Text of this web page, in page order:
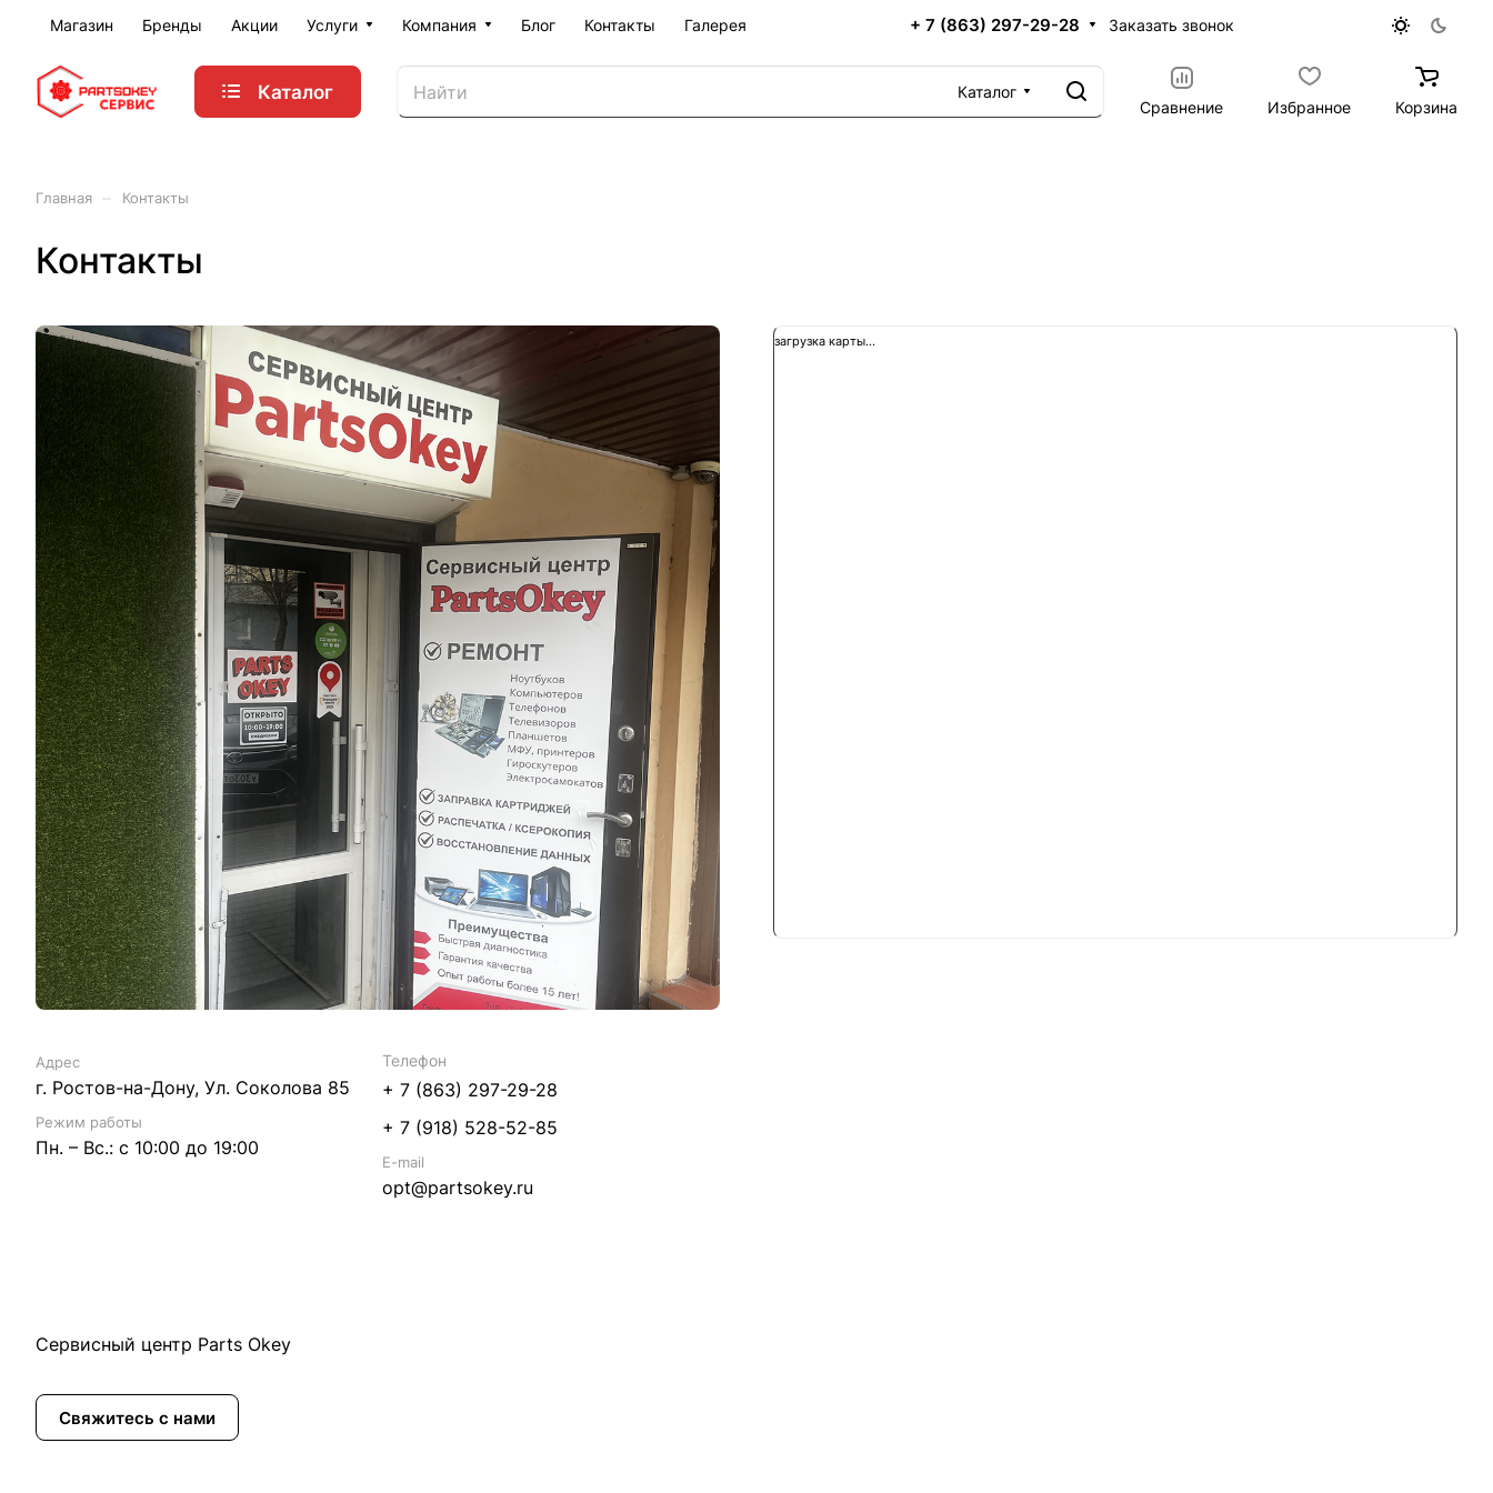
Магазин Бренды Акции Услуги Компания Блог Контакты Галерея + 7 (863) 297-29-28 Заказать звонок
Каталог
Каталог
Сравнение
Избранное Корзина
Главная Контакты
Контакты
Адрес
г. Ростов-на-Дону, Ул. Соколова 85
Режим работы
Пн. – Вс.: с 10:00 до 19:00
Телефон
+ 7 (863) 297-29-28
+ 7 (918) 528-52-85
E-mail
opt@partsokey.ru
Сервисный центр Parts Okey
Свяжитесь с нами
загрузка карты...